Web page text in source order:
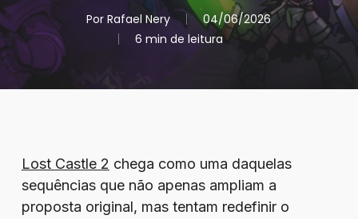
Por Rafael Nery
04/06/2026
6 min de leitura
Lost Castle 2 chega como uma daquelas
sequências que não apenas ampliam a
proposta original, mas tentam redefinir o